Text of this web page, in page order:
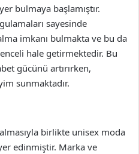
bulmaya başlamıştır.
sayesinde
imkanı bulmakta ve bu da
hale getirmektedir. Bu
gücünü artırırken,
sunmaktadır.
birlikte unisex moda
edinmiştir. Marka ve